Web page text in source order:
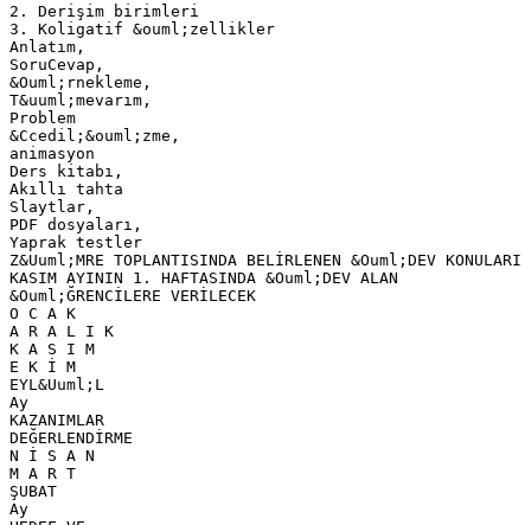
2. Derişim birimleri
3. Koligatif &ouml;zellikler
Anlatım,
SoruCevap,
&Ouml;rnekleme,
T&uuml;mevarım,
Problem
&Ccedil;&ouml;zme,
animasyon
Ders kitabı,
Akıllı tahta
Slaytlar,
PDF dosyaları,
Yaprak testler
Z&Uuml;MRE TOPLANTISINDA BELİRLENEN &Ouml;DEV KONULARI
KASIM AYININ 1. HAFTASINDA &Ouml;DEV ALAN
&Ouml;ĞRENCİLERE VERİLECEK
O C A K
A R A L I K
K A S I M
E K İ M
EYL&Uuml;L
Ay
KAZANIMLAR
DEĞERLENDİRME
N İ S A N
M A R T
ŞUBAT
Ay